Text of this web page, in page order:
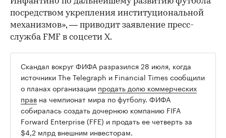
посредством укрепления институциональной
механизмов», — приводит заявление пресс-
служба FMF в соцсети Х.
Скандал вокруг ФИФА разразился 28 июля, когда
источники The Telegraph и Financial Times сообщили
о планах организации продать долю коммерческих
прав на чемпионат мира по футболу. ФИФА
собиралась создать дочернюю компанию FIFA
Forward Enterprise (FFE) и продать ее четверть за
$4,2 млрд внешним инвесторам.